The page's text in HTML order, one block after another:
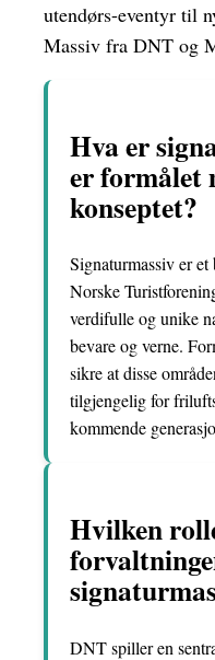
utendørs-eventyr til
Massiv fra DNT og
Hva er
er formålet
konseptet?
Signaturmassiv er
Norske
verdifulle og unike
bevare og verne.
sikre at disse
tilgjengelig for
kommende
Hvilken
DNT spiller en